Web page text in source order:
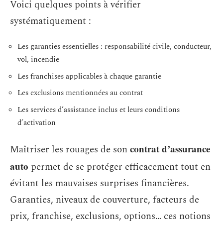
Voici quelques points à vérifier
systématiquement :
Les garanties essentielles : responsabilité civile, conducteur,
vol, incendie
Les franchises applicables à chaque garantie
Les exclusions mentionnées au contrat
Les services d’assistance inclus et leurs conditions
d’activation
Maîtriser les rouages de soncontrat d’assurance
auto permet de se protéger efficacement tout en
évitant les mauvaises surprises financières.
Garanties, niveaux de couverture, facteurs de
prix, franchise, exclusions, options… ces notions